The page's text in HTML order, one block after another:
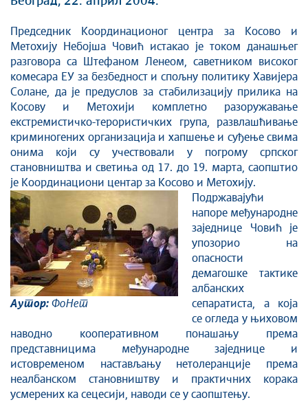
Спорт
Конференције за новинаре
Интервјуи
Линкови
Издвојене теме
COVID-19 - архива
Председник Координационог центра за Косово и
Метохију Небојша Човић истакао је током данашњег
разговора са Штефаном Ленеом, саветником високог
комесара ЕУ за безбедност и спољну политику Хавијера
Солане, да је предуслов за стабилизацију прилика на
Косову и Метохији комплетно разоружавање
екстремистичко-терористичких група, развлашћивање
криминогених организација и хапшење и суђење свима
онима који су учествовали у погрому српског
становништва и светиња од 17. до 19. марта, саопштио
је Координациони центар за Косово и Метохију.
Аутор: ФоНет
Подржавајући
напоре међународне
заједнице Човић је
упозорио на
опасности
демагошке тактике
албанских
сепаратиста, а која
се огледа у њиховом
наводно кооперативном понашању према
представницима међународне заједнице и
истовременом настављању нетолеранције према
неалбанском становништву и практичних корака
усмерених ка сецесији, наводи се у саопштењу.